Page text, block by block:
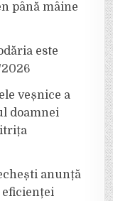
până mâine
este
veșnice a
doamnei
anunță
eficienței